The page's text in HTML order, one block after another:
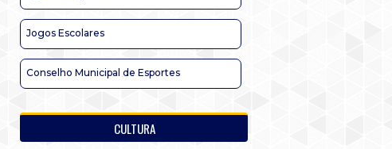
Jogos Escolares
Conselho Municipal de Esportes
CULTURA